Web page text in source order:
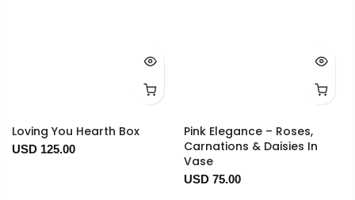
Loving You Hearth Box
USD 125.00
Pink Elegance – Roses,
Carnations & Daisies In
Vase
USD 75.00